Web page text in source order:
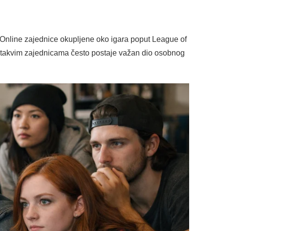
zajednice okupljene oko igara poput League of
zajednicama često postaje važan dio osobnog